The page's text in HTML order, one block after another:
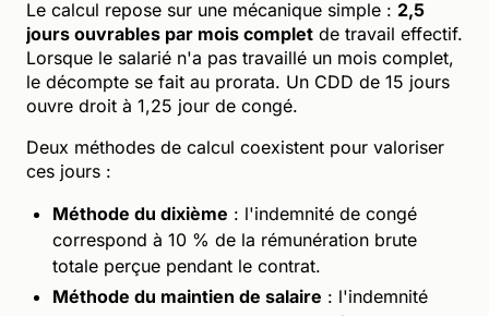
Le calcul repose sur une mécanique simple : 2,5
jours ouvrables par mois complet de travail effectif.
Lorsque le salarié n'a pas travaillé un mois complet,
le décompte se fait au prorata. Un CDD de 15 jours
ouvre droit à 1,25 jour de congé.
Deux méthodes de calcul coexistent pour valoriser
ces jours :
Méthode du dixième : l'indemnité de congé
correspond à 10 % de la rémunération brute
totale perçue pendant le contrat.
Méthode du maintien de salaire : l'indemnité